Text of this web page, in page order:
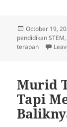
Posted
on
October 19,
pendidikan STEM,
terapan
Murid
Tapi